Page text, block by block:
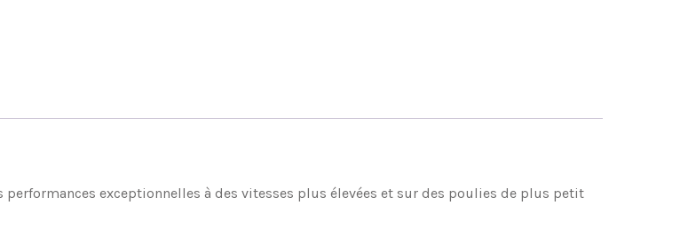
exceptionnelles à des vitesses plus élevées et sur des poulies de plus petit